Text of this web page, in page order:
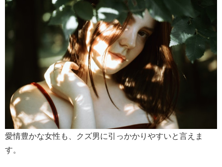
愛情豊かな女性も、クズ男に引っかかりやすいと言えま
す。